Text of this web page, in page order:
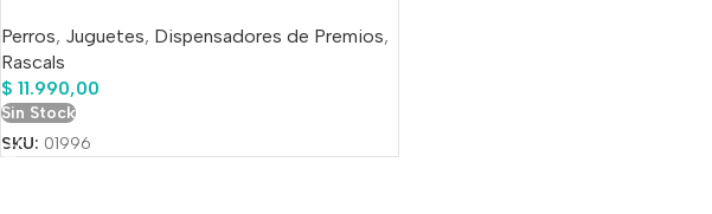
Perros, Juguetes, Dispensadores de Premios,
Rascals
$ 11.990,00
Sin Stock
SKU: 01996